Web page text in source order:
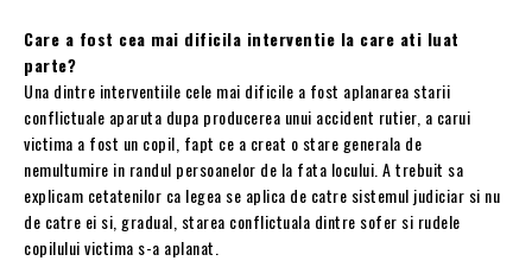
Care a fost cea mai dificila interventie la care ati luat
parte?
Una dintre interventiile cele mai dificile a fost aplanarea starii
conflictuale aparuta dupa producerea unui accident rutier, a carui
victima a fost un copil, fapt ce a creat o stare generala de
nemultumire in randul persoanelor de la fata locului. A trebuit sa
explicam cetatenilor ca legea se aplica de catre sistemul judiciar si nu
de catre ei si, gradual, starea conflictuala dintre sofer si rudele
copilului victima s-a aplanat.